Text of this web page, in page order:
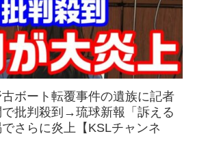
古ボート転覆事件の遺族に記者
批判殺到→琉球新報「訴える
さらに炎上【KSLチャンネ